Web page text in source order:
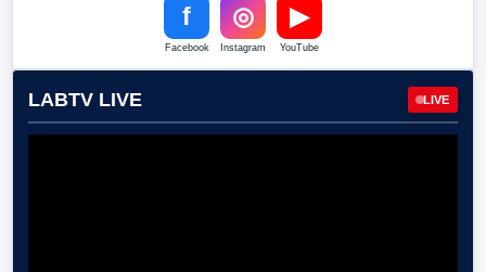
f
Facebook
◎
Instagram
▶
YouTube
LABTV LIVE LIVE